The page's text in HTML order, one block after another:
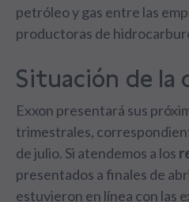
petróleo y gas entre las
productoras de
Situación de la
Exxon presentará sus
trimestrales,
de julio. Si atendemos a los
presentados a finales de
estuvieron en línea con las